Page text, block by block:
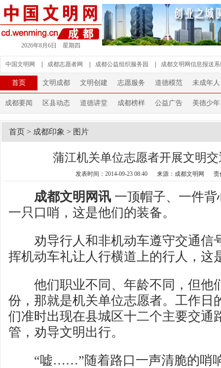
2026年8月6日 星期四
中国文明网 成都志愿者网 成都公益组织服务园 成都文明网信息报送
首页 文明成都 文明创建 志愿服务 道德模范 未成年人
成都要闻 区县动态 道德讲堂 成都榜样 公益广告 美德少年
首页 > 成都印象 > 图片
蒲江机关单位志愿者开展文明
发表时间：2014-09-23 08:40 来源：成都文明网 责
成都文明网讯 一顶帽子、一件
一只口哨，这是他们的装备。
劝导行人和非机动车遵守交通信
挥机动车礼让人行横道上的行人，这
他们职业不同、年龄不同，但他
份，那就是机关单位志愿者。工作日
们准时出现在县城区十二个主要交通
管，劝导文明出行。
“嘘……”随着路口一声清脆的哨